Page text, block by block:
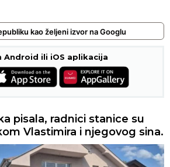
kao željeni izvor na Googlu
ili iOS aplikacija
pisala, radnici stanice su
Vlastimira i njegovog sina.